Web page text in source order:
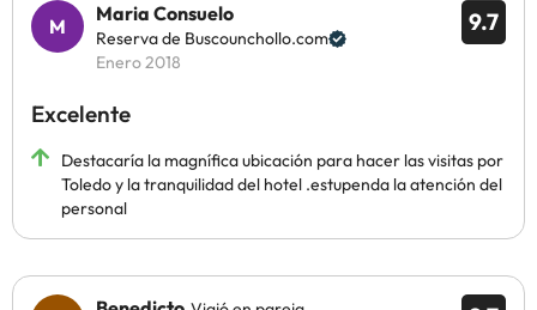
9.7
Maria Consuelo
Reserva de Buscounchollo.com
Enero 2018
Excelente
Destacaría la magnífica ubicación para hacer las visitas por
Toledo y la tranquilidad del hotel .estupenda la atención del
personal